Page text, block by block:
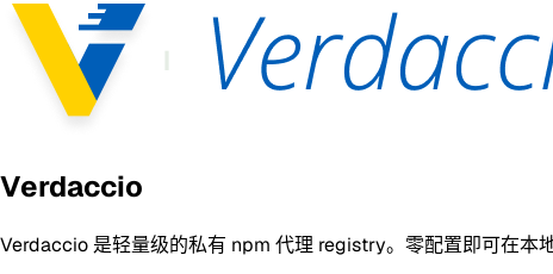
Verdaccio
Verdaccio 是轻量级的私有 npm 代理 registry。零配置即可在本